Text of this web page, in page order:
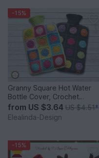
-15%
Granny Square Hot Water
Bottle Cover, Crochet
Pattern, PDF US terms
from US $3.64 US $4.51*
Elealinda-Design
-15%